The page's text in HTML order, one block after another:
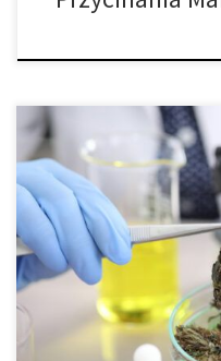
Odpowiedzialne stosowanie
momencie sezonu, gdy
uprawy indoor cierpią z
często zdarza się, że
naszym ogrodzie, co może
właśnie z powodu